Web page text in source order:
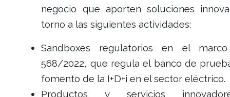
negocio que aporten soluciones
torno a las siguientes actividades:
Sandboxes regulatorios en el
568/2022, que regula el banco de
fomento de la I+D+i en el sector eléctrico.
Productos y servicios